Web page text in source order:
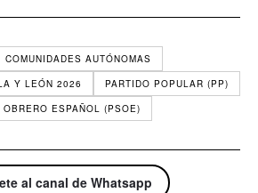
COMUNIDADES AUTÓNOMAS
Y LEÓN 2026
PARTIDO POPULAR (PP)
ESPAÑOL (PSOE)
al canal de Whatsapp